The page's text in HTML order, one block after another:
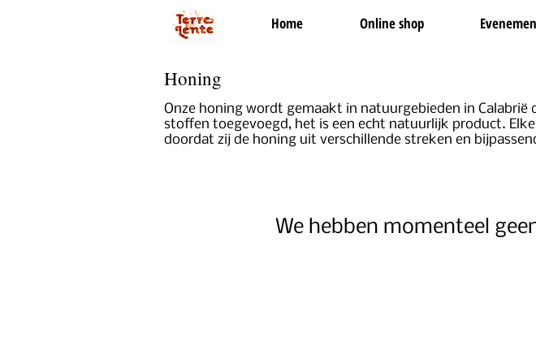
Home Online shop
Honing
We hebben momenteel
Onze honing wordt gemaakt in natuurgebieden in
stoffen toegevoegd, het is een echt natuurlijk product.
doordat zij de honing uit verschillende streken en